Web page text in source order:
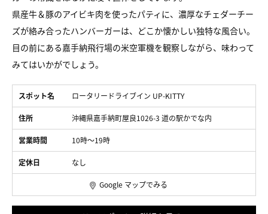
県産牛＆豚のアイビキ肉を使ったパティに、濃厚なチェダーチー
ズが絡み合ったハンバーガーは、どこか懐かしい独特な風合い。
目の前にある嘉手納飛行場の米空軍機を観察しながら、味わって
みてはいかがでしょう。
スポット名 ロータリードライブイン UP-KITTY
住所 沖縄県嘉手納町屋良1026-3 道の駅かでな内
営業時間 10時〜19時
定休日 なし
Google マップでみる